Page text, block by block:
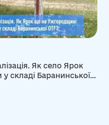
Як село Ярок
складі Баранинської